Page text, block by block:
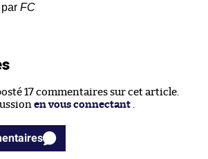
FC
17 commentaires sur cet article.
en vous connectant
commentaires